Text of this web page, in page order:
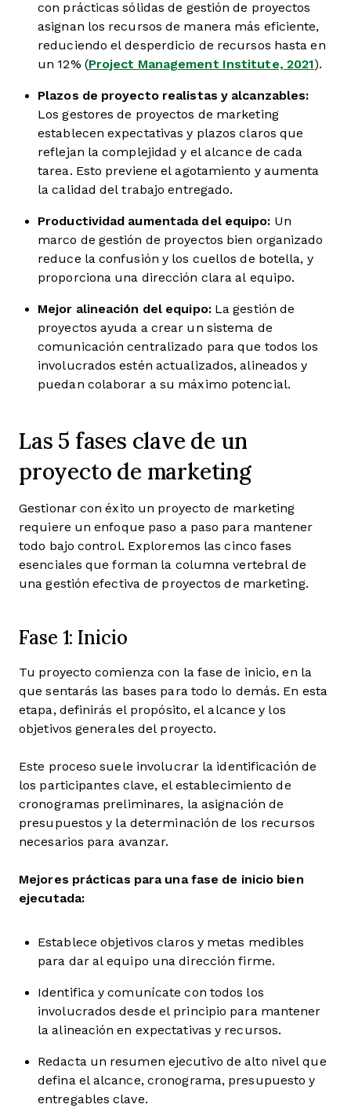
con prácticas sólidas de gestión de proyectos
asignan los recursos de manera más eficiente,
reduciendo el desperdicio de recursos hasta en
un 12% (Project Management Institute, 2021).
Plazos de proyecto realistas y alcanzables:
Los gestores de proyectos de marketing
establecen expectativas y plazos claros que
reflejan la complejidad y el alcance de cada
tarea. Esto previene el agotamiento y aumenta
la calidad del trabajo entregado.
Productividad aumentada del equipo: Un
marco de gestión de proyectos bien organizado
reduce la confusión y los cuellos de botella, y
proporciona una dirección clara al equipo.
Mejor alineación del equipo: La gestión de
proyectos ayuda a crear un sistema de
comunicación centralizado para que todos los
involucrados estén actualizados, alineados y
puedan colaborar a su máximo potencial.
Las 5 fases clave de un
proyecto de marketing
Gestionar con éxito un proyecto de marketing
requiere un enfoque paso a paso para mantener
todo bajo control. Exploremos las cinco fases
esenciales que forman la columna vertebral de
una gestión efectiva de proyectos de marketing.
Fase 1: Inicio
Tu proyecto comienza con la fase de inicio, en la
que sentarás las bases para todo lo demás. En esta
etapa, definirás el propósito, el alcance y los
objetivos generales del proyecto.
Este proceso suele involucrar la identificación de
los participantes clave, el establecimiento de
cronogramas preliminares, la asignación de
presupuestos y la determinación de los recursos
necesarios para avanzar.
Mejores prácticas para una fase de inicio bien
ejecutada:
Establece objetivos claros y metas medibles
para dar al equipo una dirección firme.
Identifica y comunícate con todos los
involucrados desde el principio para mantener
la alineación en expectativas y recursos.
Redacta un resumen ejecutivo de alto nivel que
defina el alcance, cronograma, presupuesto y
entregables clave.